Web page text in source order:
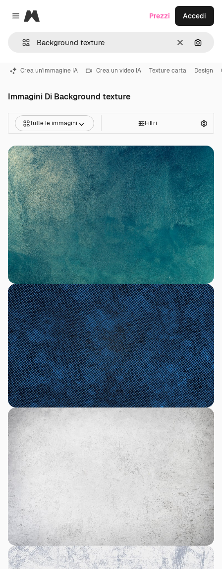
Close menu
Magnific
CancellaCerca
Prezzi Accedi
Crea un'immagine IA Crea un video IA Texture carta Design
Immagini Di Background texture
Tutte le immagini Filtri